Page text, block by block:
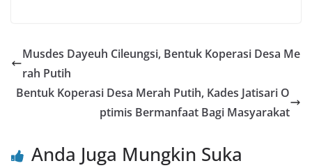
e
b
o
er l s
p
p
e e
Musdes Dayeuh Cileungsi, Bentuk Koperasi Desa Me
rah Putih
Bentuk Koperasi Desa Merah Putih, Kades Jatisari O
ptimis Bermanfaat Bagi Masyarakat
Anda Juga Mungkin Suka